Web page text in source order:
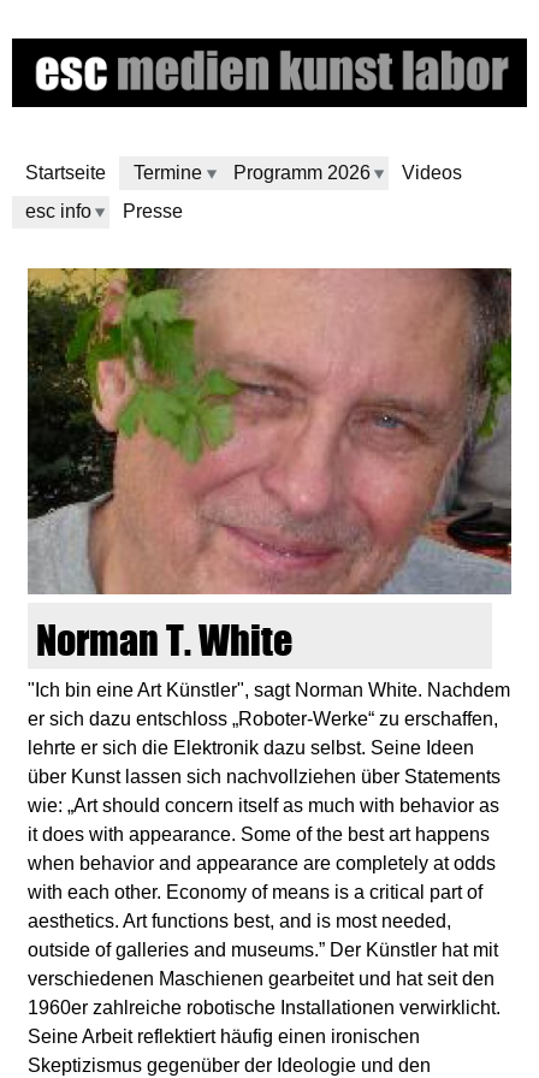
to
main
Startseite
Termine Programm 2026
Videos
esc info
Presse
e
s
c
m
e
d
e
n
k
u
n
s
Norman T. White
"Ich bin eine Art Künstler", sagt Norman White. Nachdem
er sich dazu entschloss „Roboter-Werke“ zu erschaffen,
lehrte er sich die Elektronik dazu selbst. Seine Ideen
über Kunst lassen sich nachvollziehen über Statements
wie: „Art should concern itself as much with behavior as
it does with appearance. Some of the best art happens
when behavior and appearance are completely at odds
with each other. Economy of means is a critical part of
aesthetics. Art functions best, and is most needed,
outside of galleries and museums.” Der Künstler hat mit
verschiedenen Maschienen gearbeitet und hat seit den
1960er zahlreiche robotische Installationen verwirklicht.
Seine Arbeit reflektiert häufig einen ironischen
Skeptizismus gegenüber der Ideologie und den